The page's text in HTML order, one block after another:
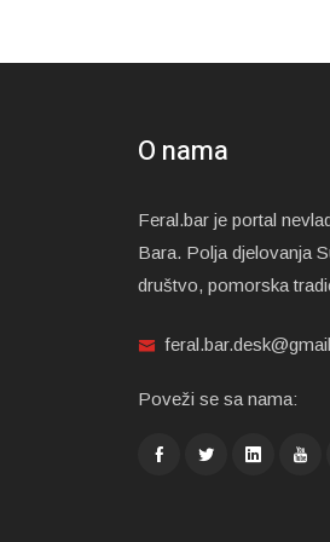
O nama
Feral.bar je portal
Bara. Polja djelovanja
društvo, pomorska
Poveži se sa nama: